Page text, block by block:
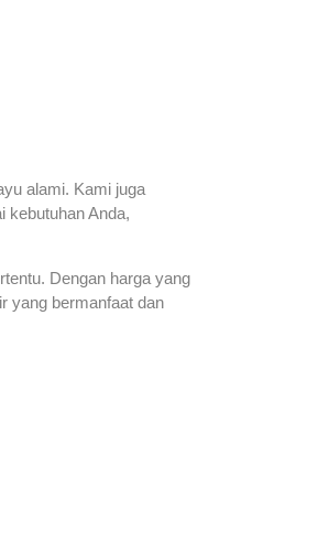
alami. Kami juga
kebutuhan Anda,
Dengan harga yang
yang bermanfaat dan